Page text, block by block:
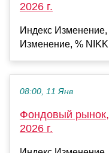
2026 г.
Индекс
Изменение, %
08:00, 11 Янв
Фондовый
2026 г.